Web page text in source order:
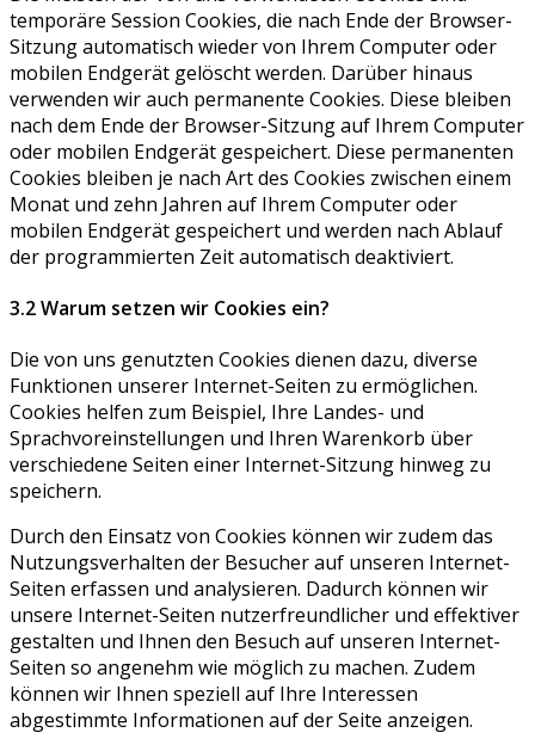
temporäre Session Cookies, die nach Ende der Browser-
Sitzung automatisch wieder von Ihrem Computer oder
mobilen Endgerät gelöscht werden. Darüber hinaus
verwenden wir auch permanente Cookies. Diese bleiben
nach dem Ende der Browser-Sitzung auf Ihrem Computer
oder mobilen Endgerät gespeichert. Diese permanenten
Cookies bleiben je nach Art des Cookies zwischen einem
Monat und zehn Jahren auf Ihrem Computer oder
mobilen Endgerät gespeichert und werden nach Ablauf
der programmierten Zeit automatisch deaktiviert.
3.2 Warum setzen wir Cookies ein?
Die von uns genutzten Cookies dienen dazu, diverse
Funktionen unserer Internet-Seiten zu ermöglichen.
Cookies helfen zum Beispiel, Ihre Landes- und
Sprachvoreinstellungen und Ihren Warenkorb über
verschiedene Seiten einer Internet-Sitzung hinweg zu
speichern.
Durch den Einsatz von Cookies können wir zudem das
Nutzungsverhalten der Besucher auf unseren Internet-
Seiten erfassen und analysieren. Dadurch können wir
unsere Internet-Seiten nutzerfreundlicher und effektiver
gestalten und Ihnen den Besuch auf unseren Internet-
Seiten so angenehm wie möglich zu machen. Zudem
können wir Ihnen speziell auf Ihre Interessen
abgestimmte Informationen auf der Seite anzeigen.